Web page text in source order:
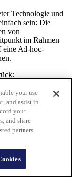
Technologie und
sein: Die
von
im Rahmen
eine Ad-hoc-
Dies erfordert
Budgets. Selbst
dieser Systeme oft
oder
neue
vorhanden.
your use
and assist in
your
and share
partners.